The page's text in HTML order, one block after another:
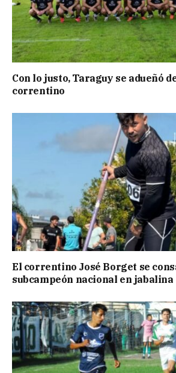
Con lo justo, Taraguy se adueñó
correntino
El correntino José Borget se
subcampeón nacional en jabalina